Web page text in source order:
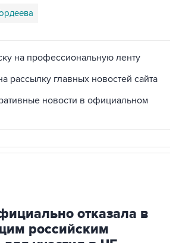
рассылку главных новостей сайта
новости в официальном
отказала в
российским
участия в ЧЕ